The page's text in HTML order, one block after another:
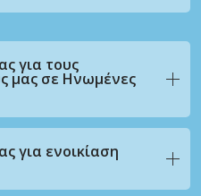
για τους
μας σε Ηνωμένες
για ενοικίαση